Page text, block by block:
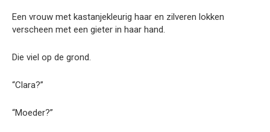
Een vrouw met kastanjekleurig haar en zilveren lokken
verscheen met een gieter in haar hand.
Die viel op de grond.
“Clara?”
“Moeder?”